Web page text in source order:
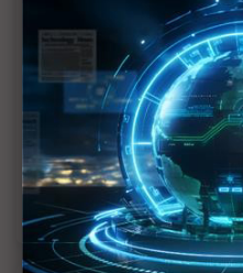
黃仁勳3論點駁斥AI泡沫
美元合作有但書
NVIDIA擴大布局晶片封
Menlo Micro
NVIDIA 3QFY26營收再
發、雲端GPU售罄